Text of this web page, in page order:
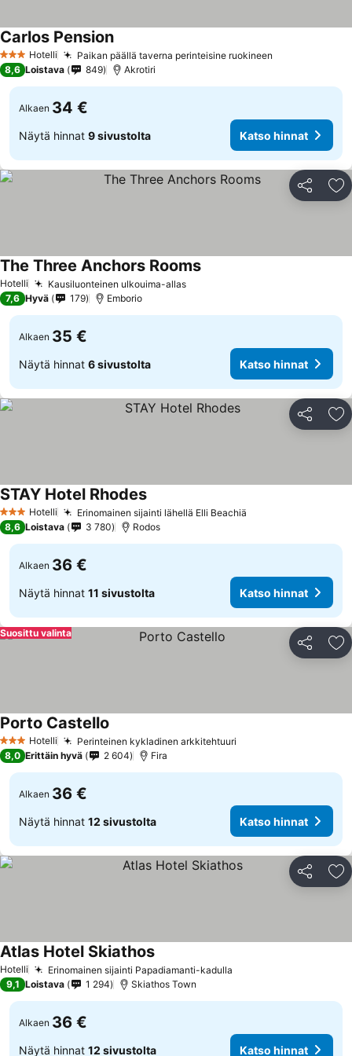
3 Tähtiluokitus
Hotelli Paikan päällä taverna perinteisine ruokineen
Carlos Pension
8,6 Loistava 849 Akrotiri
Alkaen 34 €
Näytä hinnat 9 sivustolta Katso hinnat
Jaa
Hotelli Kausiluonteinen ulkouima-allas
The Three Anchors Rooms
7,6 Hyvä 179 Emborio
Alkaen 35 €
Näytä hinnat 6 sivustolta Katso hinnat
Jaa
3 Tähtiluokitus
Hotelli Erinomainen sijainti lähellä Elli Beachiä
STAY Hotel Rhodes
8,6 Loistava 3 780 Rodos
Alkaen 36 €
Näytä hinnat 11 sivustolta Katso hinnat
Jaa
Suosittu valinta
3 Tähtiluokitus
Hotelli Perinteinen kykladinen arkkitehtuuri
Porto Castello
8,0 Erittäin hyvä 2 604 Fira
Alkaen 36 €
Näytä hinnat 12 sivustolta Katso hinnat
Jaa
Hotelli Erinomainen sijainti Papadiamanti-kadulla
Atlas Hotel Skiathos
9,1 Loistava 1 294 Skiathos Town
Alkaen 36 €
Näytä hinnat 12 sivustolta Katso hinnat